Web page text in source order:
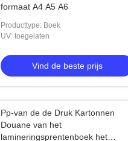
formaat A4 A5 A6
Producttype: Boek
UV: toegelaten
Vind de beste prijs
Pp-van de de Druk Kartonnen
Douane van het
lamineringsprentenboek het